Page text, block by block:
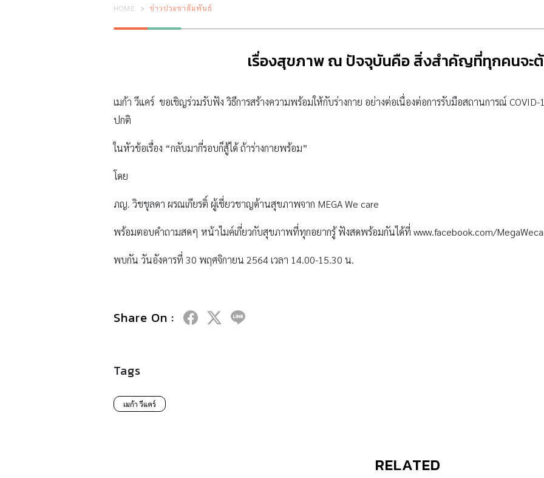
HOME ข่าวประชาสัมพันธ์
เรื่องสุขภาพ ณ ปัจจุบันคือ สิ่งสำคัญที่ทุกคนจะ
เมก้า วีแคร์ ขอเชิญร่วมรับฟัง วิธีการสร้างความพร้อมให้กับร่างกาย อย่างต่อเนื่องต่อการรับมือสถานการณ์
ปกติ
ในหัวข้อเรื่อง “กลับมากี่รอบก็สู้ได้ ถ้าร่างกายพร้อม”
โดย
ภญ. วิชชุลดา ผรณเกียรติ์ ผู้เชี่ยวชาญด้านสุขภาพจาก MEGA We care
พร้อมตอบคำถามสดๆ หน้าไมค์เกี่ยวกับสุขภาพที่ทุกอยากรู้​ ฟังสดพร้อมกันได้ที่ www.facebook.com/
พบกัน วันอังคารที่ 30 พฤศจิกายน 2564 เวลา 14.00-15.30 น.
Share On :
Tags
เมก้า วีแคร์
RELATED